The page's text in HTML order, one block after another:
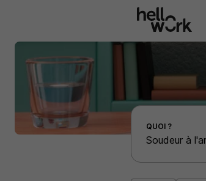
Effectuer une recherche d'emploi par localité
QUOI ?